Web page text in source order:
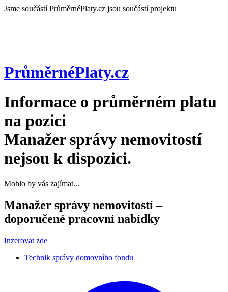
Jsme součástí PrůměrnéPlaty.cz jsou součástí projektu
PrůměrnéPlaty.cz
Informace o průměrném platu
na pozici
Manažer správy nemovitostí
nejsou k dispozici.
Mohlo by vás zajímat...
Manažer správy nemovitostí –
doporučené pracovní nabídky
Inzerovat zde
Technik správy domovního fondu